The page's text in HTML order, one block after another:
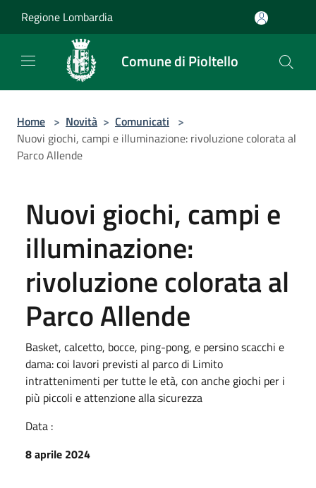
Regione Lombardia
Comune di Pioltello
Home > Novità > Comunicati >
Nuovi giochi, campi e illuminazione: rivoluzione colorata al
Parco Allende
Nuovi giochi, campi e
illuminazione:
rivoluzione colorata al
Parco Allende
Basket, calcetto, bocce, ping-pong, e persino scacchi e
dama: coi lavori previsti al parco di Limito
intrattenimenti per tutte le età, con anche giochi per i
più piccoli e attenzione alla sicurezza
Data :
8 aprile 2024